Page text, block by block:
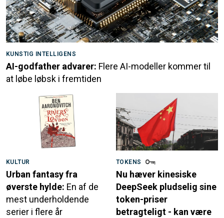
KUNSTIG INTELLIGENS
AI-godfather advarer: Flere AI-modeller kommer til
at løbe løbsk i fremtiden
KULTUR
Urban fantasy fra
øverste hylde: En af de
mest underholdende
serier i flere år
TOKENS
Nu hæver kinesiske
DeepSeek pludselig sine
token-priser
betragteligt - kan være